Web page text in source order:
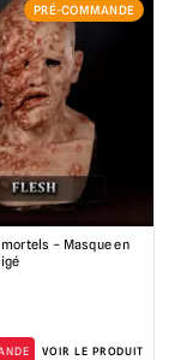
PRÉ-COMMANDE
– Masque en
VOIR LE PRODUIT